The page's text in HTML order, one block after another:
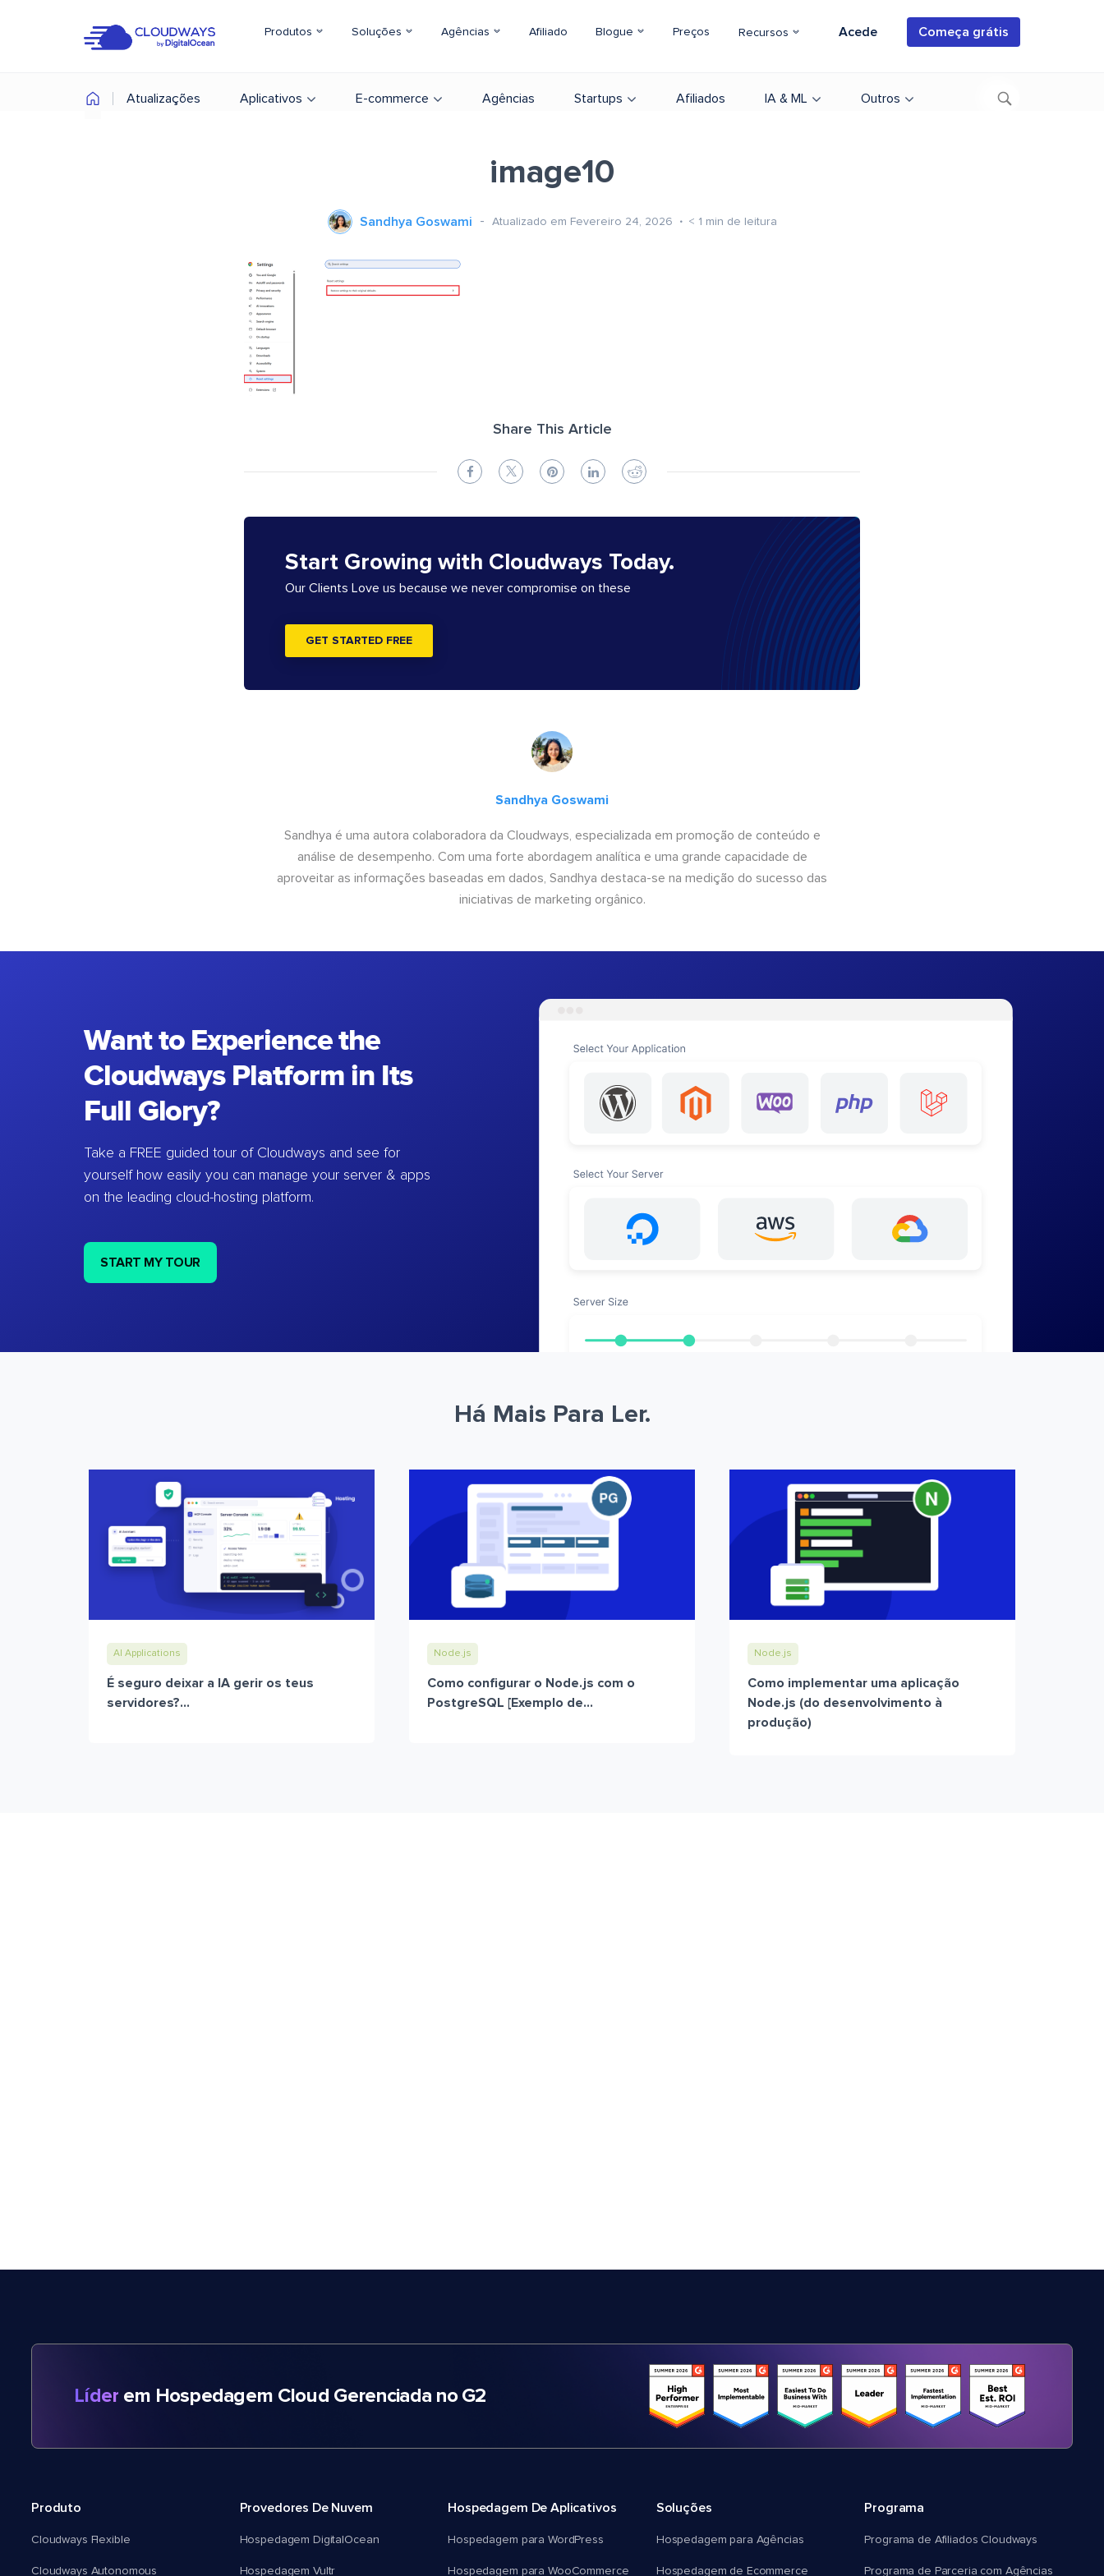
Produtos Soluções Agências Afiliado Blogue Preços Recursos Acede Começa grátis
Atualizações Aplicativos E-commerce Agências Startups Afiliados IA & ML Outros
image10
Sandhya Goswami Atualizado em Fevereiro 24, 2026 < 1 min de leitura
Share This Article
Start Growing with Cloudways Today.
Our Clients Love us because we never compromise on these
GET STARTED FREE
Sandhya Goswami
Sandhya é uma autora colaboradora da Cloudways, especializada em promoção de conteúdo e
análise de desempenho. Com uma forte abordagem analítica e uma grande capacidade de
aproveitar as informações baseadas em dados, Sandhya destaca-se na medição do sucesso das
iniciativas de marketing orgânico.
Want to Experience the
Cloudways Platform in Its
Full Glory?
Take a FREE guided tour of Cloudways and see for
yourself how easily you can manage your server & apps
on the leading cloud-hosting platform.
START MY TOUR
Há Mais Para Ler.
AI Applications
É seguro deixar a IA gerir os teus
servidores?...
Node.js
Como configurar o Node.js com o
PostgreSQL [Exemplo de...
Node.js
Como implementar uma aplicação
Node.js (do desenvolvimento à
produção)
Líder em Hospedagem Cloud Gerenciada no G2
Produto
Cloudways Flexible
Cloudways Autonomous
Provedores De Nuvem
Hospedagem DigitalOcean
Hospedagem Vultr
Hospedagem De Aplicativos
Hospedagem para WordPress
Hospedagem para WooCommerce
Soluções
Hospedagem para Agências
Hospedagem de Ecommerce
Programa
Programa de Afiliados Cloudways
Programa de Parceria com Agências